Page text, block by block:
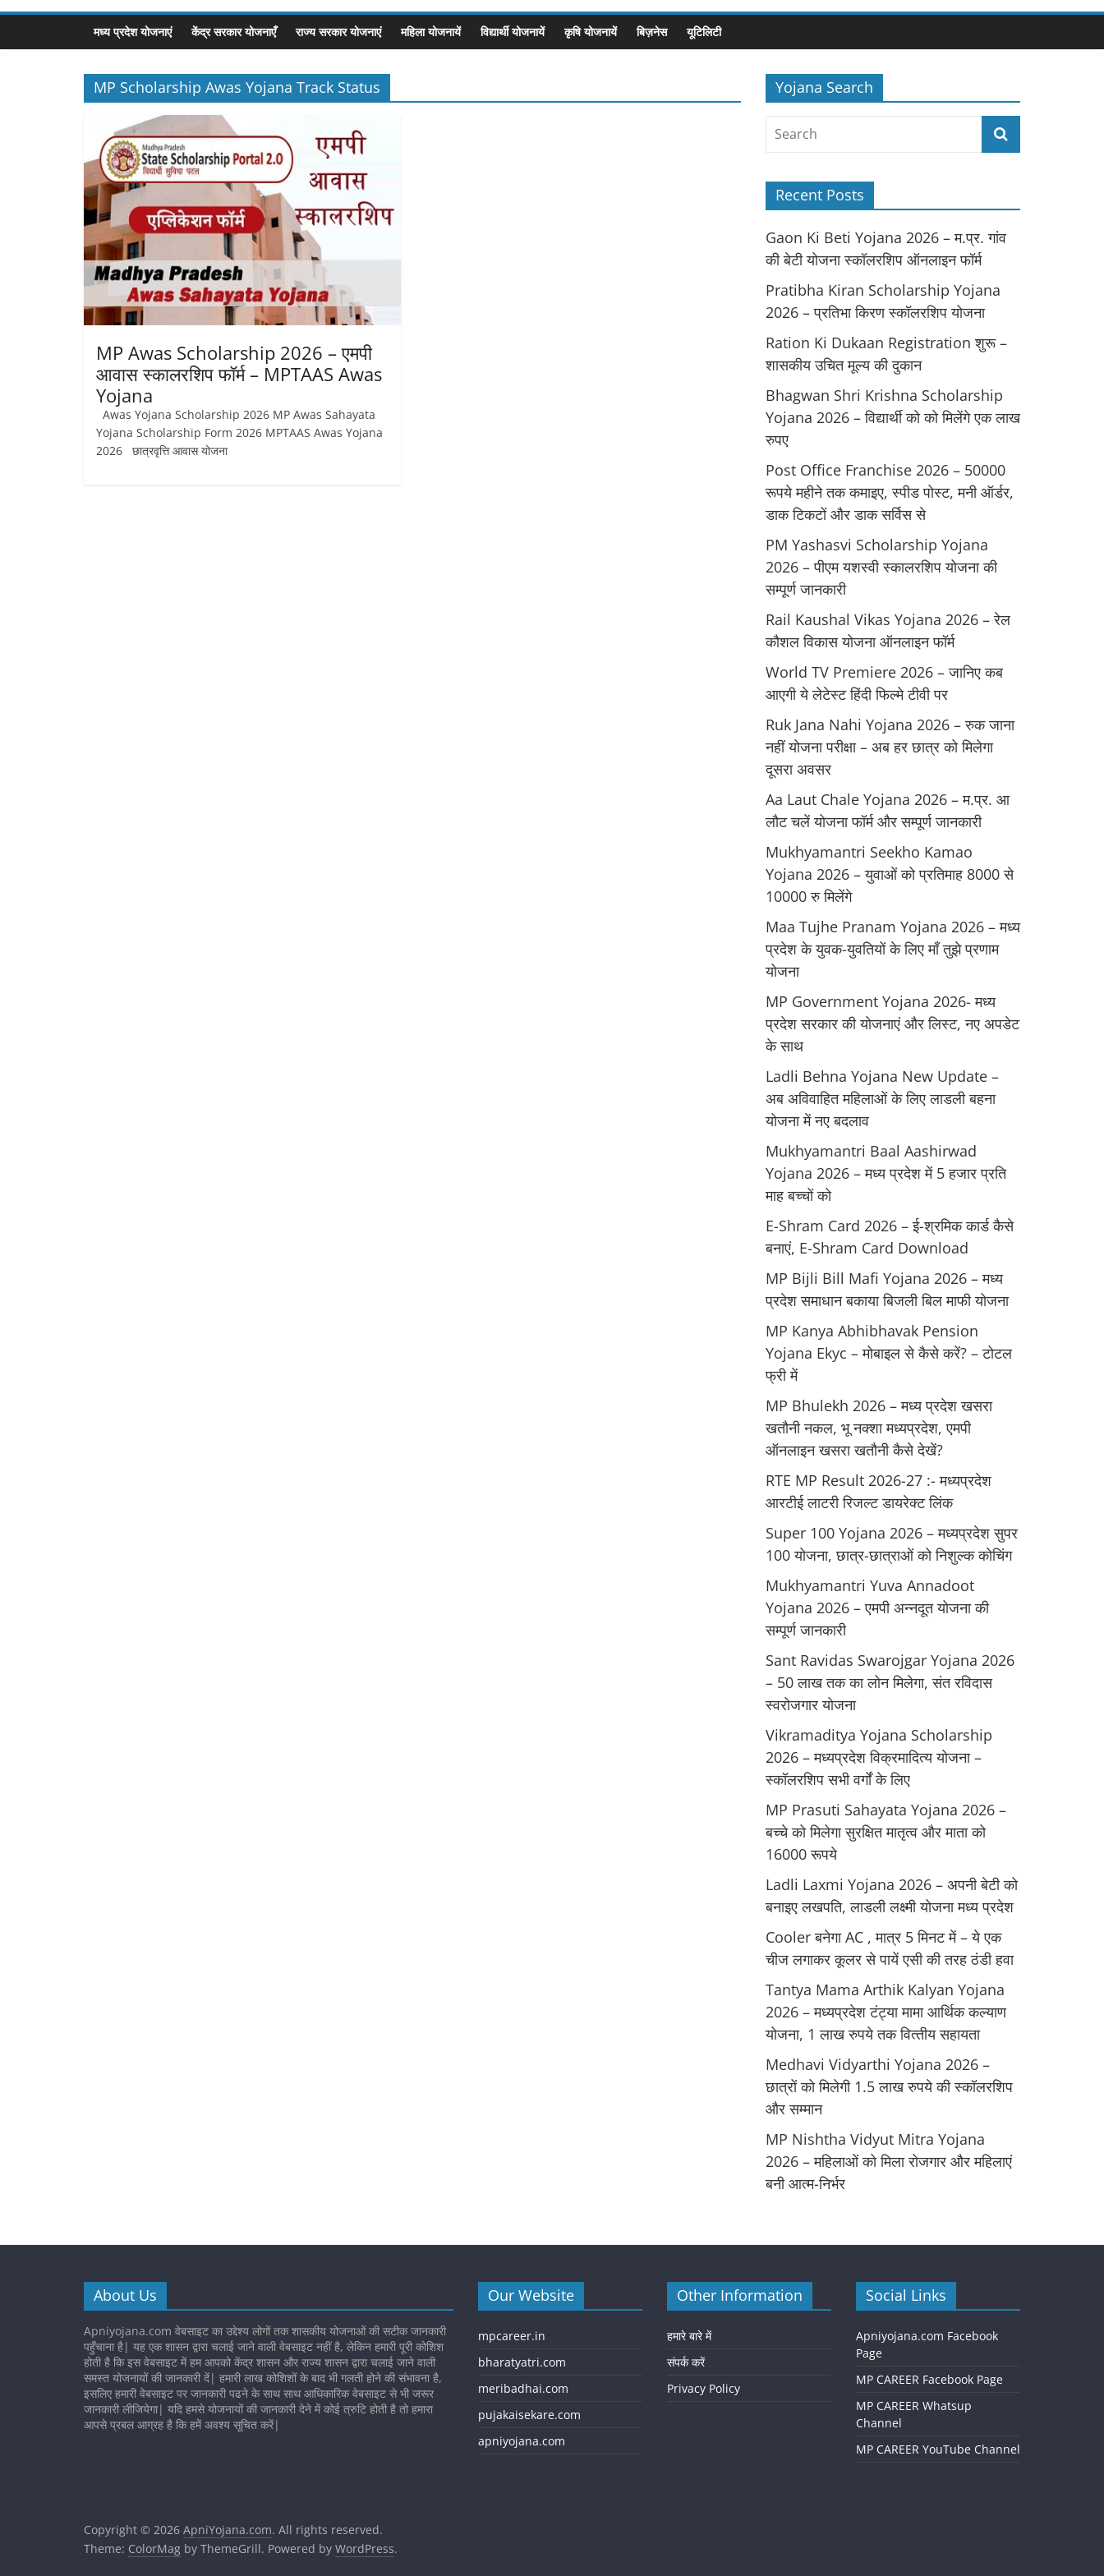
मध्य प्रदेश योजनाएं केंद्र सरकार योजनाएँ राज्य सरकार योजनाएं महिला योजनायें विद्यार्थी योजनायें कृषि योजनायें बिज़नेस यूटिलिटी
MP Scholarship Awas Yojana Track Status
MP Awas Scholarship 2026 – एमपी
आवास स्कालरशिप फॉर्म – MPTAAS Awas
Yojana
Awas Yojana Scholarship 2026 MP Awas Sahayata
Yojana Scholarship Form 2026 MPTAAS Awas Yojana
2026 छात्रवृत्ति आवास योजना
Yojana Search
Recent Posts
Gaon Ki Beti Yojana 2026 – म.प्र. गांव
की बेटी योजना स्कॉलरशिप ऑनलाइन फॉर्म
Pratibha Kiran Scholarship Yojana
2026 – प्रतिभा किरण स्कॉलरशिप योजना
Ration Ki Dukaan Registration शुरू –
शासकीय उचित मूल्य की दुकान
Bhagwan Shri Krishna Scholarship
Yojana 2026 – विद्यार्थी को को मिलेंगे एक लाख
रुपए
Post Office Franchise 2026 – 50000
रूपये महीने तक कमाइए, स्पीड पोस्ट, मनी ऑर्डर,
डाक टिकटों और डाक सर्विस से
PM Yashasvi Scholarship Yojana
2026 – पीएम यशस्वी स्कालरशिप योजना की
सम्पूर्ण जानकारी
Rail Kaushal Vikas Yojana 2026 – रेल
कौशल विकास योजना ऑनलाइन फॉर्म
World TV Premiere 2026 – जानिए कब
आएगी ये लेटेस्ट हिंदी फिल्मे टीवी पर
Ruk Jana Nahi Yojana 2026 – रुक जाना
नहीं योजना परीक्षा – अब हर छात्र को मिलेगा
दूसरा अवसर
Aa Laut Chale Yojana 2026 – म.प्र. आ
लौट चलें योजना फॉर्म और सम्पूर्ण जानकारी
Mukhyamantri Seekho Kamao
Yojana 2026 – युवाओं को प्रतिमाह 8000 से
10000 रु मिलेंगे
Maa Tujhe Pranam Yojana 2026 – मध्य
प्रदेश के युवक-युवतियों के लिए मॉं तुझे प्रणाम
योजना
MP Government Yojana 2026- मध्य
प्रदेश सरकार की योजनाएं और लिस्ट, नए अपडेट
के साथ
Ladli Behna Yojana New Update –
अब अविवाहित महिलाओं के लिए लाडली बहना
योजना में नए बदलाव
Mukhyamantri Baal Aashirwad
Yojana 2026 – मध्य प्रदेश में 5 हजार प्रति
माह बच्चों को
E-Shram Card 2026 – ई-श्रमिक कार्ड कैसे
बनाएं, E-Shram Card Download
MP Bijli Bill Mafi Yojana 2026 – मध्य
प्रदेश समाधान बकाया बिजली बिल माफी योजना
MP Kanya Abhibhavak Pension
Yojana Ekyc – मोबाइल से कैसे करें? – टोटल
फ्री में
MP Bhulekh 2026 – मध्य प्रदेश खसरा
खतौनी नकल, भू नक्शा मध्यप्रदेश, एमपी
ऑनलाइन खसरा खतौनी कैसे देखें?
RTE MP Result 2026-27 :- मध्‍यप्रदेश
आरटीई लाटरी रिजल्ट डायरेक्ट लिंक
Super 100 Yojana 2026 – मध्यप्रदेश सुपर
100 योजना, छात्र-छात्राओं को निशुल्क कोचिंग
Mukhyamantri Yuva Annadoot
Yojana 2026 – एमपी अन्नदूत योजना की
सम्पूर्ण जानकारी
Sant Ravidas Swarojgar Yojana 2026
– 50 लाख तक का लोन मिलेगा, संत रविदास
स्वरोजगार योजना
Vikramaditya Yojana Scholarship
2026 – मध्‍यप्रदेश विक्रमादित्‍य योजना –
स्‍कॉलरशिप सभी वर्गों के लिए
MP Prasuti Sahayata Yojana 2026 –
बच्चे को मिलेगा सुरक्षित मातृत्व और माता को
16000 रूपये
Ladli Laxmi Yojana 2026 – अपनी बेटी को
बनाइए लखपति, लाडली लक्ष्मी योजना मध्य प्रदेश
Cooler बनेगा AC , मात्र 5 मिनट में – ये एक
चीज लगाकर कूलर से पायें एसी की तरह ठंडी हवा
Tantya Mama Arthik Kalyan Yojana
2026 – मध्‍यप्रदेश टंट्या मामा आर्थिक कल्‍याण
योजना, 1 लाख रुपये तक वित्‍तीय सहायता
Medhavi Vidyarthi Yojana 2026 –
छात्रों को मिलेगी 1.5 लाख रुपये की स्कॉलरशिप
और सम्मान
MP Nishtha Vidyut Mitra Yojana
2026 – महिलाओं को मिला रोजगार और महिलाएं
बनी आत्म-निर्भर
About Us
Apniyojana.com वेबसाइट का उद्देश्य लोगों तक शासकीय योजनाओं की सटीक जानकारी
पहुँचाना है| यह एक शासन द्वारा चलाई जाने वाली वेबसाइट नहीं है, लेकिन हमारी पूरी कोशिश
होती है कि इस वेबसाइट में हम आपको केंद्र शासन और राज्य शासन द्वारा चलाई जाने वाली
समस्त योजनायों की जानकारी दें| हमारी लाख कोशिशों के बाद भी गलती होने की संभावना है,
इसलिए हमारी वेबसाइट पर जानकारी पढने के साथ साथ आधिकारिक वेबसाइट से भी जरूर
जानकारी लीजियेगा| यदि हमसे योजनायों की जानकारी देने में कोई त्रुटि होती है तो हमारा
आपसे प्रबल आग्रह है कि हमें अवश्य सूचित करें|
Our Website
mpcareer.in
bharatyatri.com
meribadhai.com
pujakaisekare.com
apniyojana.com
Other Information
हमारे बारे में
संपर्क करें
Privacy Policy
Social Links
Apniyojana.com Facebook
Page
MP CAREER Facebook Page
MP CAREER Whatsup
Channel
MP CAREER YouTube Channel
Copyright © 2026 ApniYojana.com. All rights reserved.
Theme: ColorMag by ThemeGrill. Powered by WordPress.